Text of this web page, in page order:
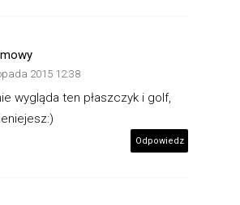
2015 12:38
wygląda ten płaszczyk i golf,
Odpowiedz